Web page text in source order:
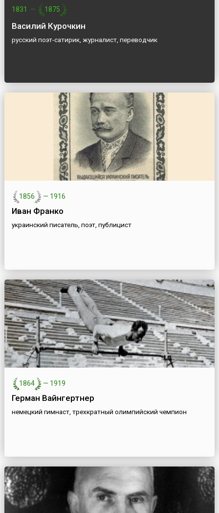
1831 — 1875
Василий Курочкин
русский поэт-сатирик, журналист, переводчик
1856 — 1916
Иван Франко
украинский писатель, поэт, публицист
1864 — 1919
Герман Вайнгертнер
немецкий гимнаст, трехкратный олимпийский чемпион